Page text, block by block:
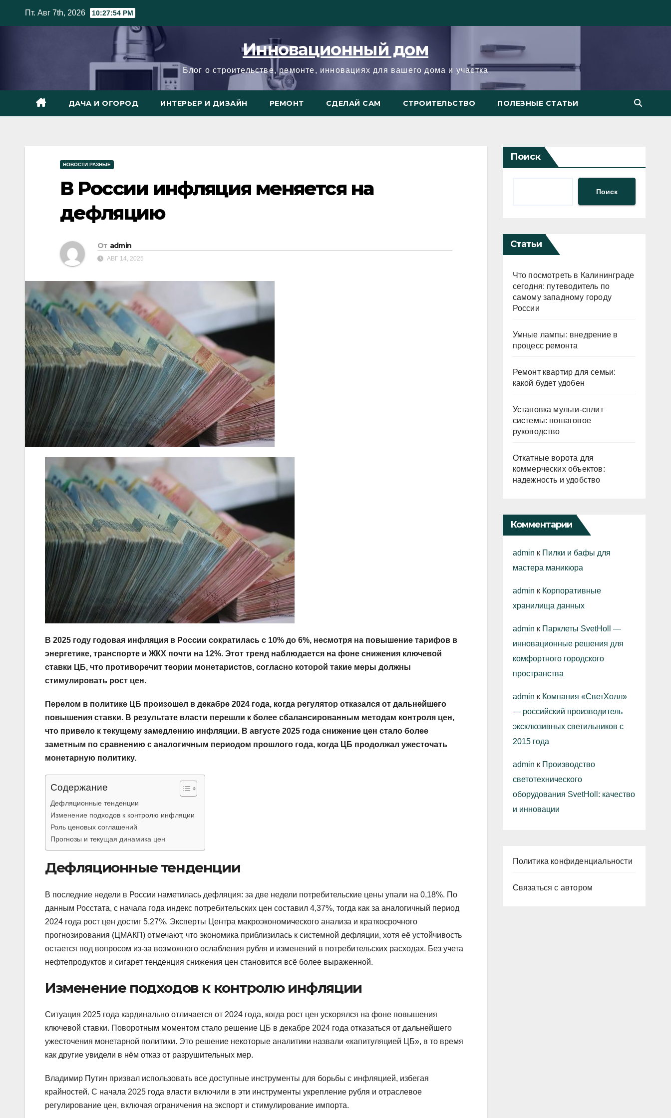
Пт. Авг 7th, 2026 10:27:55 PM
Инновационный дом
Блог о строительстве, ремонте, инновациях для вашего дома и участка
ДАЧА И ОГОРОД ИНТЕРЬЕР И ДИЗАЙН РЕМОНТ СДЕЛАЙ САМ СТРОИТЕЛЬСТВО ПОЛЕЗНЫЕ СТАТЬИ
НОВОСТИ РАЗНЫЕ
В России инфляция меняется на
дефляцию
От admin
АВГ 14, 2025
В 2025 году годовая инфляция в России сократилась с 10% до 6%, несмотря на повышение тарифов в
энергетике, транспорте и ЖКХ почти на 12%. Этот тренд наблюдается на фоне снижения ключевой
ставки ЦБ, что противоречит теории монетаристов, согласно которой такие меры должны
стимулировать рост цен.
Перелом в политике ЦБ произошел в декабре 2024 года, когда регулятор отказался от дальнейшего
повышения ставки. В результате власти перешли к более сбалансированным методам контроля цен,
что привело к текущему замедлению инфляции. В августе 2025 года снижение цен стало более
заметным по сравнению с аналогичным периодом прошлого года, когда ЦБ продолжал ужесточать
монетарную политику.
Содержание
Дефляционные тенденции
Изменение подходов к контролю инфляции
Роль ценовых соглашений
Прогнозы и текущая динамика цен
Дефляционные тенденции
В последние недели в России наметилась дефляция: за две недели потребительские цены упали на 0,18%. По
данным Росстата, с начала года индекс потребительских цен составил 4,37%, тогда как за аналогичный период
2024 года рост цен достиг 5,27%. Эксперты Центра макроэкономического анализа и краткосрочного
прогнозирования (ЦМАКП) отмечают, что экономика приблизилась к системной дефляции, хотя её устойчивость
остается под вопросом из-за возможного ослабления рубля и изменений в потребительских расходах. Без учета
нефтепродуктов и сигарет тенденция снижения цен становится всё более выраженной.
Изменение подходов к контролю инфляции
Ситуация 2025 года кардинально отличается от 2024 года, когда рост цен ускорялся на фоне повышения
ключевой ставки. Поворотным моментом стало решение ЦБ в декабре 2024 года отказаться от дальнейшего
ужесточения монетарной политики. Это решение некоторые аналитики назвали «капитуляцией ЦБ», в то время
как другие увидели в нём отказ от разрушительных мер.
Владимир Путин призвал использовать все доступные инструменты для борьбы с инфляцией, избегая
крайностей. С начала 2025 года власти включили в эти инструменты укрепление рубля и отраслевое
регулирование цен, включая ограничения на экспорт и стимулирование импорта.
Поиск
Поиск
Статьи
Что посмотреть в Калининграде
сегодня: путеводитель по
самому западному городу
России
Умные лампы: внедрение в
процесс ремонта
Ремонт квартир для семьи:
какой будет удобен
Установка мульти-сплит
системы: пошаговое
руководство
Откатные ворота для
коммерческих объектов:
надежность и удобство
Комментарии
admin к Пилки и бафы для
мастера маникюра
admin к Корпоративные
хранилища данных
admin к Парклеты SvetHoll —
инновационные решения для
комфортного городского
пространства
admin к Компания «СветХолл»
— российский производитель
эксклюзивных светильников с
2015 года
admin к Производство
светотехнического
оборудования SvetHoll: качество
и инновации
Политика конфиденциальности
Связаться с автором